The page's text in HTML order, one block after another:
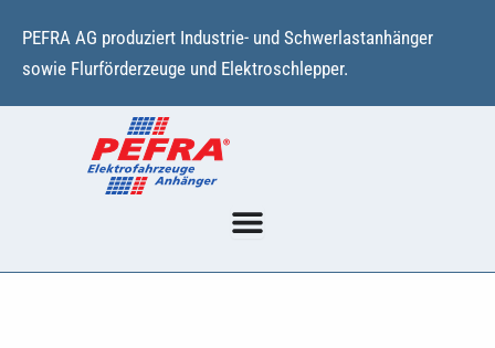
Inhalt
springen
PEFRA AG produziert Industrie- und Schwerlastanhänger
sowie Flurförderzeuge und Elektroschlepper.